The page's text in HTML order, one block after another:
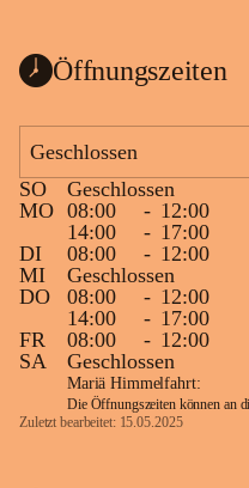
Öffnungszeiten
Geschlossen
SO
Geschlossen
MO 08:00 - 12:00
14:00
- 17:00
DI
08:00 - 12:00
MI
Geschlossen
DO
08:00 - 12:00
14:00
- 17:00
FR
08:00 - 12:00
SA
Geschlossen
Mariä Himmelfahrt:
Die Öffnungszeiten können an
Zuletzt bearbeitet: 15.05.2025